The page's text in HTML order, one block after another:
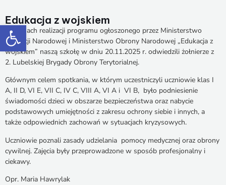
Otwórz pasek narzędzi
Edukacja z wojskiem
W ramach realizacji programu ogłoszonego przez Ministerstwo
Edukacji Narodowej i Ministerstwo Obrony Narodowej „Edukacja z
wojskiem” naszą szkołę w dniu 20.11.2025 r. odwiedzili żołnierze z
2. Lubelskiej Brygady Obrony Terytorialnej.
Głównym celem spotkania, w którym uczestniczyli uczniowie klas I
A, II D, VI E, VII C, IV C, VIII A, VI A i VI B, było podniesienie
świadomości dzieci w obszarze bezpieczeństwa oraz nabycie
podstawowych umiejętności z zakresu ochrony siebie i innych, a
także odpowiednich zachowań w sytuacjach kryzysowych.
Uczniowie poznali zasady udzielania pomocy medycznej oraz obrony
cywilnej. Zajęcia były przeprowadzone w sposób profesjonalny i
ciekawy.
Opr. Maria Hawrylak